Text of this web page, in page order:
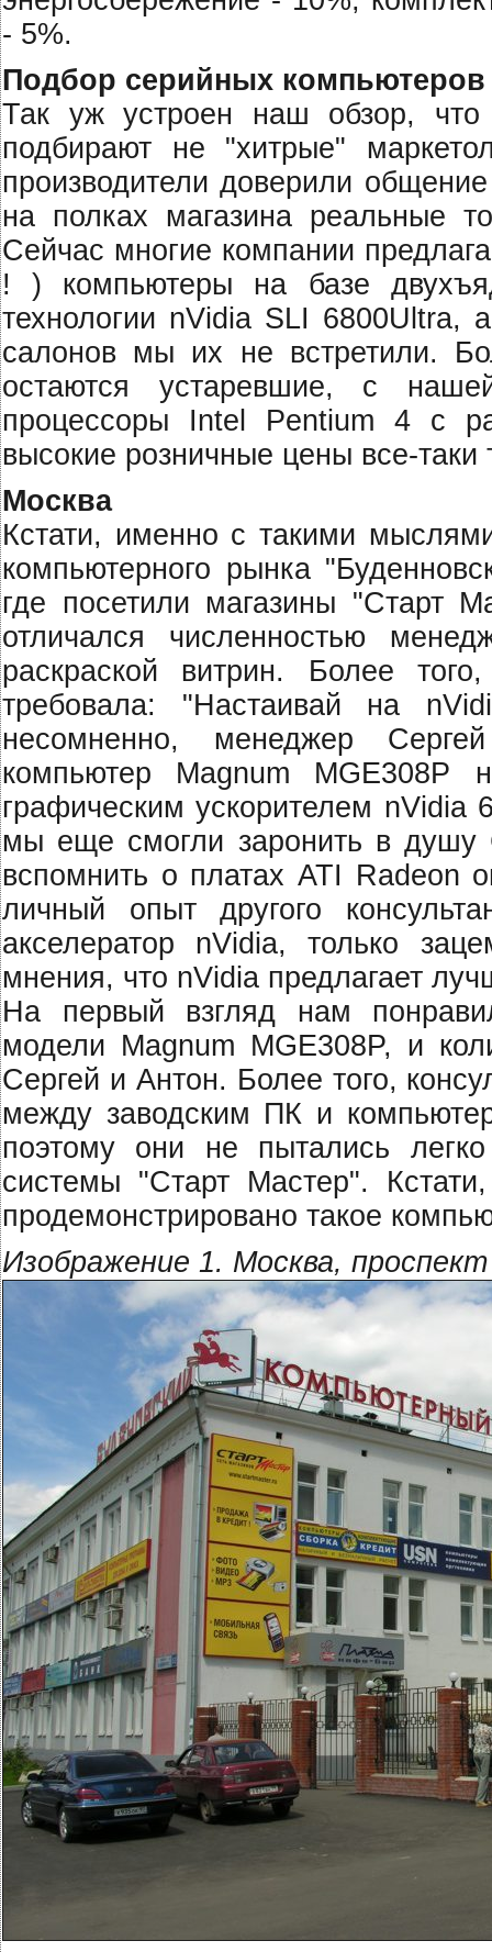
- 5%.
Подбор серийных компьютеров
Так уж устроен наш обзор, что
подбирают не "хитрые"
производители доверили
на полках магазина реальные
Сейчас многие компании
! ) компьютеры на базе
технологии nVidia SLI
салонов мы их не встретили.
остаются устаревшие, с
процессоры Intel Pentium 4 с
высокие розничные цены все-таки
Москва
Кстати, именно с такими
компьютерного рынка
где посетили магазины "Старт
отличался численностью
раскраской витрин. Более
требовала: "Настаивай на
несомненно, менеджер
компьютер Magnum
графическим ускорителем nVidia
мы еще смогли заронить в душу
вспомнить о платах ATI Radeon
личный опыт другого
акселератор nVidia, только
мнения, что nVidia предлагает
На первый взгляд нам
модели Magnum MGE308P, и
Сергей и Антон. Более того,
между заводским ПК и
поэтому они не пытались легко
системы "Старт Мастер".
продемонстрировано такое
Изображение 1. Москва,